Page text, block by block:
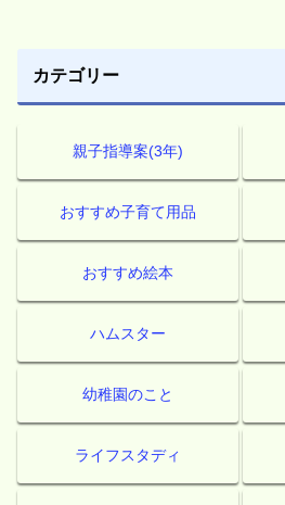
カテゴリー
親子指導案(3年)
おすすめ子育て用品
おすすめ絵本
ハムスター
幼稚園のこと
ライフスタディ